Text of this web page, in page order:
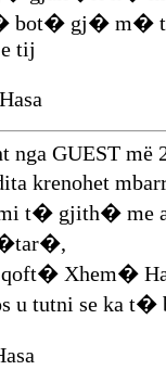
bot� gj� m�
tij
nga GUEST më
krenohet
t� gjith�
qoft� Xhem�
u tutni se ka